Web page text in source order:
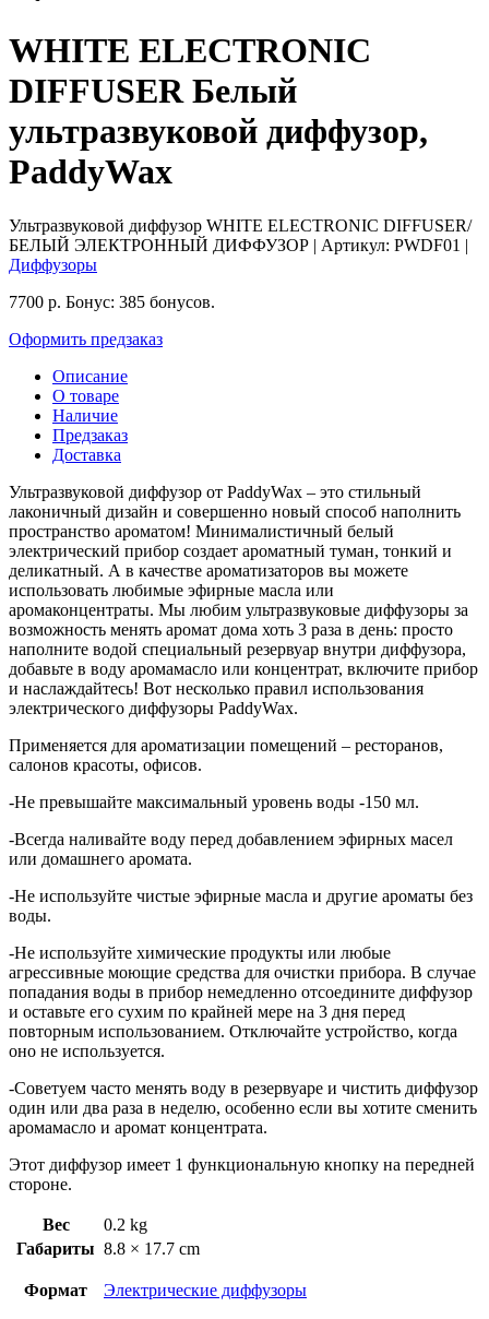
WHITE ELECTRONIC
DIFFUSER Белый
ультразвуковой диффузор,
PaddyWax
Ультразвуковой диффузор WHITE ELECTRONIC DIFFUSER/
БЕЛЫЙ ЭЛЕКТРОННЫЙ ДИФФУЗОР | Артикул: PWDF01 |
Диффузоры
7700 р. Бонус: 385 бонусов.
Оформить предзаказ
Описание
О товаре
Наличие
Предзаказ
Доставка
Ультразвуковой диффузор от PaddyWax – это стильный
лаконичный дизайн и совершенно новый способ наполнить
пространство ароматом! Минималистичный белый
электрический прибор создает ароматный туман, тонкий и
деликатный. А в качестве ароматизаторов вы можете
использовать любимые эфирные масла или
аромаконцентраты. Мы любим ультразвуковые диффузоры за
возможность менять аромат дома хоть 3 раза в день: просто
наполните водой специальный резервуар внутри диффузора,
добавьте в воду аромамасло или концентрат, включите прибор
и наслаждайтесь! Вот несколько правил использования
электрического диффузоры PaddyWax.
Применяется для ароматизации помещений – ресторанов,
салонов красоты, офисов.
-Не превышайте максимальный уровень воды -150 мл.
-Всегда наливайте воду перед добавлением эфирных масел
или домашнего аромата.
-Не используйте чистые эфирные масла и другие ароматы без
воды.
-Не используйте химические продукты или любые
агрессивные моющие средства для очистки прибора. В случае
попадания воды в прибор немедленно отсоедините диффузор
и оставьте его сухим по крайней мере на 3 дня перед
повторным использованием. Отключайте устройство, когда
оно не используется.
-Советуем часто менять воду в резервуаре и чистить диффузор
один или два раза в неделю, особенно если вы хотите сменить
аромамасло и аромат концентрата.
Этот диффузор имеет 1 функциональную кнопку на передней
стороне.
Вес
0.2 kg
Габариты 8.8 × 17.7 cm
Формат Электрические диффузоры